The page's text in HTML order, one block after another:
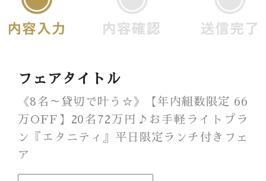
Movie
Best Rate
フェアタイトル
《8名～貸切で叶う☆》【年内組数限定 66
万OFF】20名72万円♪お手軽ライトプラ
ン『エタニティ』平日限定ランチ付きフェ
ア